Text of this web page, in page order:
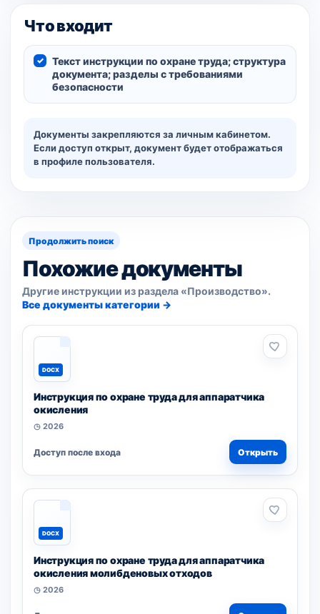
Что входит
Текст инструкции по охране труда; структура
документа; разделы с требованиями
безопасности
Документы закрепляются за личным кабинетом.
Если доступ открыт, документ будет отображаться
в профиле пользователя.
Продолжить поиск
Похожие документы
Другие инструкции из раздела «Производство».
Все документы категории →
DOCX
Инструкция по охране труда для аппаратчика
окисления
◷ 2026
Доступ после входа Открыть
DOCX
Инструкция по охране труда для аппаратчика
окисления молибденовых отходов
◷ 2026